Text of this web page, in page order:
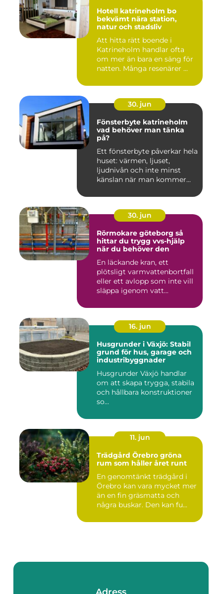
Hotell katrineholm bo
bekvämt nära station,
natur och stadsliv
Att hitta rätt boende i
Katrineholm handlar ofta
om mer än bara en säng för
natten. Många resenärer ...
30. jun
Fönsterbyte katrineholm
vad behöver man tänka
på?
Ett fönsterbyte påverkar hela
huset: värmen, ljuset,
ljudnivån och inte minst
känslan när man kommer...
30. jun
Rörmokare göteborg så
hittar du trygg vvs-hjälp
när du behöver den
En läckande kran, ett
plötsligt varmvattenbortfall
eller ett avlopp som inte vill
släppa igenom vatt...
16. jun
Husgrunder i Växjö: Stabil
grund för hus, garage och
industribyggnader
Husgrunder Växjö handlar
om att skapa trygga, stabila
och hållbara konstruktioner
so...
11. jun
Trädgård Örebro gröna
rum som håller året runt
En genomtänkt trädgård i
Örebro kan vara mycket mer
än en fin gräsmatta och
några buskar. Den kan fu...